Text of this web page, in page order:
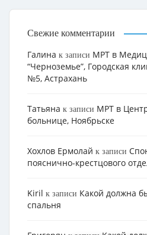
Свежие комментарии
Галина к записи МРТ в
“Черноземье”, Городская
№5, Астрахань
Татьяна к записи МРТ в
больнице, Ноябрьске
Хохлов Ермолай к записи
пояснично-крестцового
Kiril к записи Какой должна
спальня